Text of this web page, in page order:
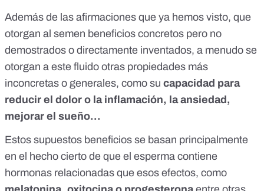
Además de las afirmaciones que ya hemos visto, que
otorgan al semen beneficios concretos pero no
demostrados o directamente inventados, a menudo se
otorgan a este fluido otras propiedades más
inconcretas o generales, como su capacidad para
reducir el dolor o la inflamación, la ansiedad,
mejorar el sueño...
Estos supuestos beneficios se basan principalmente
en el hecho cierto de que el esperma contiene
hormonas relacionadas que esos efectos, como